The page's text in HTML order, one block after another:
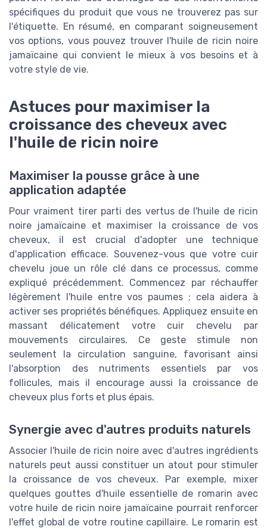
spécifiques du produit que vous ne trouverez pas sur
l'étiquette. En résumé, en comparant soigneusement
vos options, vous pouvez trouver l'huile de ricin noire
jamaïcaine qui convient le mieux à vos besoins et à
votre style de vie.
Astuces pour maximiser la
croissance des cheveux avec
l'huile de ricin noire
Maximiser la pousse grâce à une
application adaptée
Pour vraiment tirer parti des vertus de l'huile de ricin
noire jamaïcaine et maximiser la croissance de vos
cheveux, il est crucial d'adopter une technique
d'application efficace. Souvenez-vous que votre cuir
chevelu joue un rôle clé dans ce processus, comme
expliqué précédemment. Commencez par réchauffer
légèrement l'huile entre vos paumes ; cela aidera à
activer ses propriétés bénéfiques. Appliquez ensuite en
massant délicatement votre cuir chevelu par
mouvements circulaires. Ce geste stimule non
seulement la circulation sanguine, favorisant ainsi
l'absorption des nutriments essentiels par vos
follicules, mais il encourage aussi la croissance de
cheveux plus forts et plus épais.
Synergie avec d'autres produits naturels
Associer l'huile de ricin noire avec d'autres ingrédients
naturels peut aussi constituer un atout pour stimuler
la croissance de vos cheveux. Par exemple, mixer
quelques gouttes d'huile essentielle de romarin avec
votre huile de ricin noire jamaïcaine pourrait renforcer
l'effet global de votre routine capillaire. Le romarin est